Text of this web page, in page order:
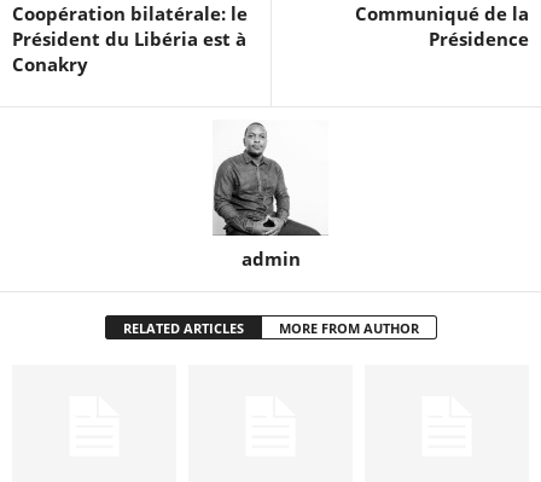
Coopération bilatérale: le
Président du Libéria est à
Conakry
Communiqué de la
Présidence
admin
RELATED ARTICLES MORE FROM AUTHOR